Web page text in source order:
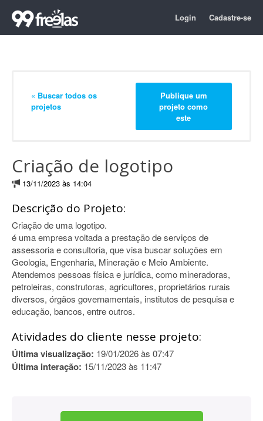
Login Cadastre-se
« Buscar todos os
projetos
Publique um
projeto como
este
Criação de logotipo
13/11/2023 às 14:04
Descrição do Projeto:
Criação de uma logotipo.
é uma empresa voltada a prestação de serviços de
assessoria e consultoria, que visa buscar soluções em
Geologia, Engenharia, Mineração e Meio Ambiente.
Atendemos pessoas física e jurídica, como mineradoras,
petroleiras, construtoras, agricultores, proprietários rurais
diversos, órgãos governamentais, institutos de pesquisa e
educação, bancos, entre outros.
Atividades do cliente nesse projeto:
Última visualização: 19/01/2026 às 07:47
Última interação: 15/11/2023 às 11:47